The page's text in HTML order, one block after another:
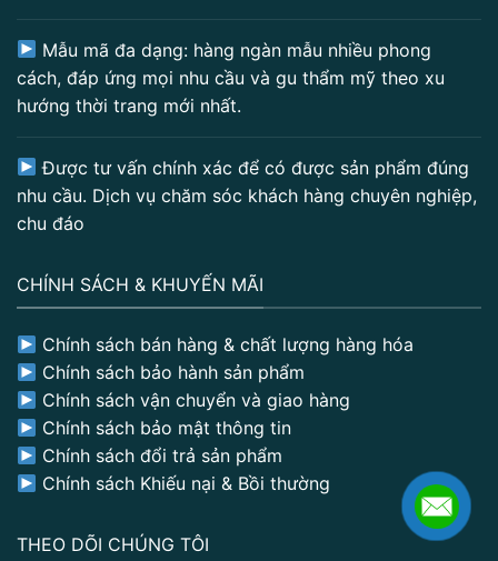
Mẫu mã đa dạng: hàng ngàn mẫu nhiều phong
cách, đáp ứng mọi nhu cầu và gu thẩm mỹ theo xu
hướng thời trang mới nhất.
Được tư vấn chính xác để có được sản phẩm đúng
nhu cầu. Dịch vụ chăm sóc khách hàng chuyên nghiệp,
chu đáo
CHÍNH SÁCH & KHUYẾN MÃI
Chính sách bán hàng & chất lượng hàng hóa
Chính sách bảo hành sản phẩm
Chính sách vận chuyển và giao hàng
Chính sách bảo mật thông tin
Chính sách đổi trả sản phẩm
Chính sách Khiếu nại & Bồi thường
THEO DÕI CHÚNG TÔI